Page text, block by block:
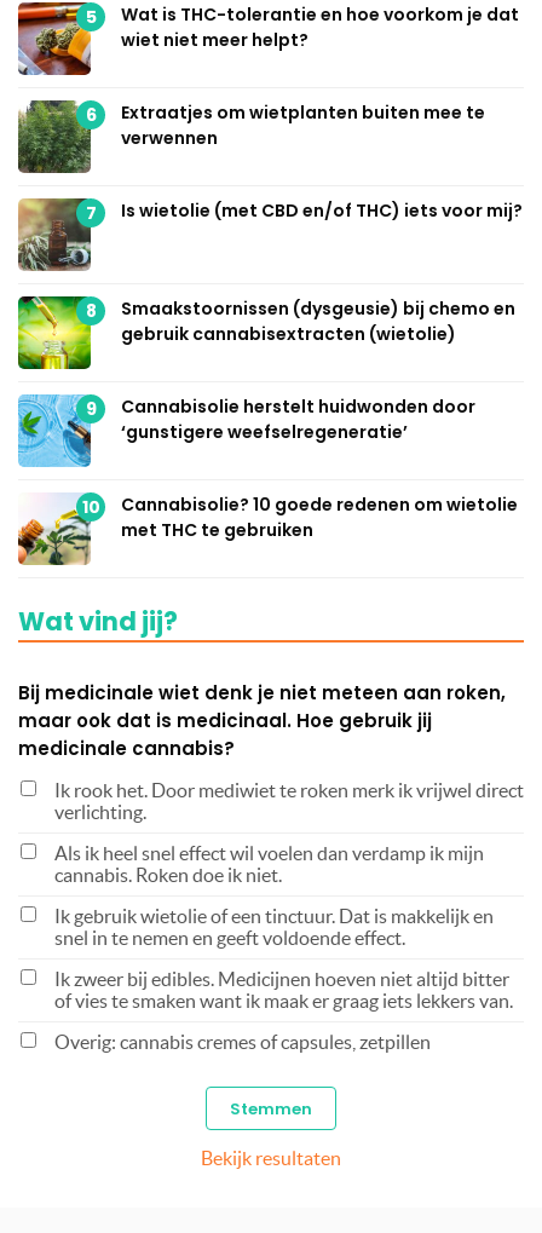
5
Wat is THC-tolerantie en hoe voorkom je dat
wiet niet meer helpt?
6
Extraatjes om wietplanten buiten mee te
verwennen
7 Is wietolie (met CBD en/of THC) iets voor mij?
8
Smaakstoornissen (dysgeusie) bij chemo en
gebruik cannabisextracten (wietolie)
9
Cannabisolie herstelt huidwonden door
‘gunstigere weefselregeneratie’
10
Cannabisolie? 10 goede redenen om wietolie
met THC te gebruiken
Wat vind jij?
Bij medicinale wiet denk je niet meteen aan roken,
maar ook dat is medicinaal. Hoe gebruik jij
medicinale cannabis?
Ik rook het. Door mediwiet te roken merk ik vrijwel direct
verlichting.
Als ik heel snel effect wil voelen dan verdamp ik mijn
cannabis. Roken doe ik niet.
Ik gebruik wietolie of een tinctuur. Dat is makkelijk en
snel in te nemen en geeft voldoende effect.
Ik zweer bij edibles. Medicijnen hoeven niet altijd bitter
of vies te smaken want ik maak er graag iets lekkers van.
Overig: cannabis cremes of capsules, zetpillen
Bekijk resultaten